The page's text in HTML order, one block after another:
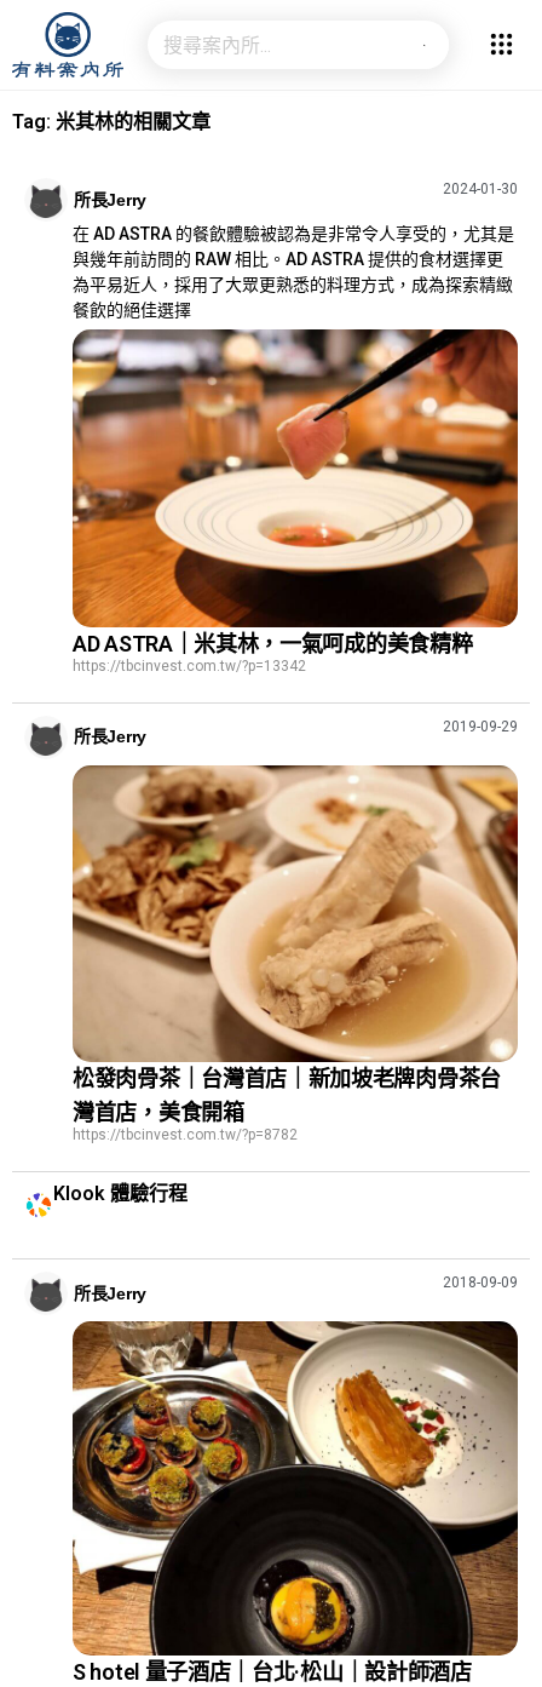
Tag: 米其林的相關文章
所長Jerry
2024-01-30
在 AD ASTRA 的餐飲體驗被認為是非常令人享受的，尤其是
與幾年前訪問的 RAW 相比。AD ASTRA 提供的食材選擇更
為平易近人，採用了大眾更熟悉的料理方式，成為探索精緻
餐飲的絕佳選擇
AD ASTRA｜米其林，一氣呵成的美食精粹
https://tbcinvest.com.tw/?p=13342
所長Jerry
2019-09-29
松發肉骨茶｜台灣首店｜新加坡老牌肉骨茶台
灣首店，美食開箱
https://tbcinvest.com.tw/?p=8782
Klook 體驗行程
所長Jerry
2018-09-09
S hotel 量子酒店｜台北·松山｜設計師酒店